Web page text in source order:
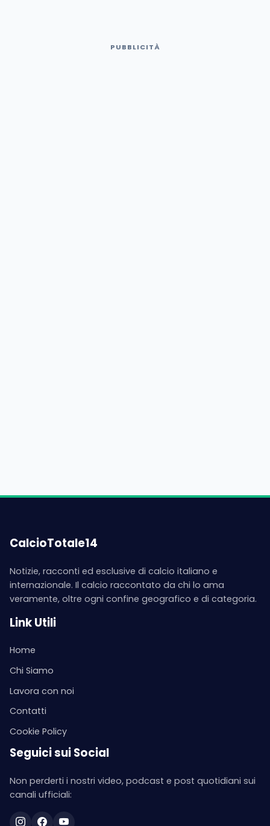
PUBBLICITÀ
CalcioTotale14
Notizie, racconti ed esclusive di calcio italiano e
internazionale. Il calcio raccontato da chi lo ama
veramente, oltre ogni confine geografico e di categoria.
Link Utili
Home
Chi Siamo
Lavora con noi
Contatti
Cookie Policy
Seguici sui Social
Non perderti i nostri video, podcast e post quotidiani sui
canali ufficiali: